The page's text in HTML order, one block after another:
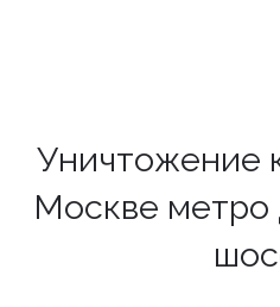
Уничтожение
Москве метро